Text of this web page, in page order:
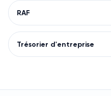
RAF
Trésorier d'entreprise